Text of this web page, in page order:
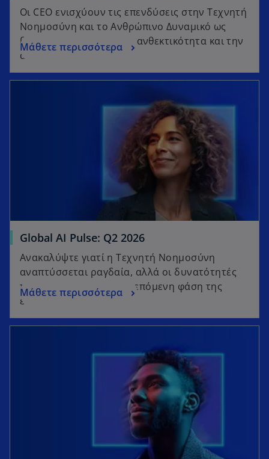
Οι CEO ενισχύουν τις επενδύσεις στην Τεχνητή
Νοημοσύνη και το Ανθρώπινο Δυναμικό ως
βασικά στοιχεία για την ανθεκτικότητα και την
ανάπτυξη
Μάθετε περισσότερα
Global AI Pulse: Q2 2026
Ανακαλύψτε γιατί η Τεχνητή Νοημοσύνη
αναπτύσσεται ραγδαία, αλλά οι δυνατότητές
της διαμορφώνουν την επόμενη φάση της
εξέλιξής της.
Μάθετε περισσότερα